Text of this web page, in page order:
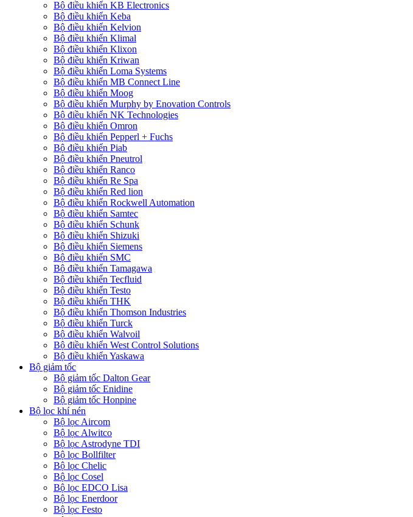
Bộ điều khiển KB Electronics
Bộ điều khiển Keba
Bộ điều khiển Kelvion
Bộ điều khiển Klimal
Bộ điều khiển Klixon
Bộ điều khiển Kriwan
Bộ điều khiển Loma Systems
Bộ điều khiển MB Connect Line
Bộ điều khiển Moog
Bộ điều khiển Murphy by Enovation Controls
Bộ điều khiển NK Technologies
Bộ điều khiển Omron
Bộ điều khiển Pepperl + Fuchs
Bộ điều khiển Piab
Bộ điều khiển Pneutrol
Bộ điều khiển Ranco
Bộ điều khiển Re Spa
Bộ điều khiển Red lion
Bộ điều khiển Rockwell Automation
Bộ điều khiển Samtec
Bộ điều khiển Schunk
Bộ điều khiển Shizuki
Bộ điều khiển Siemens
Bộ điều khiển SMC
Bộ điều khiển Tamagawa
Bộ điều khiển Tecfluid
Bộ điều khiển Testo
Bộ điều khiển THK
Bộ điều khiển Thomson Industries
Bộ điều khiển Turck
Bộ điều khiển Walvoil
Bộ điều khiển West Control Solutions
Bộ điều khiển Yaskawa
Bộ giảm tốc
Bộ giảm tốc Dalton Gear
Bộ giảm tốc Enidine
Bộ giảm tốc Honpine
Bộ lọc khí nén
Bộ lọc Aircom
Bộ lọc Alwitco
Bộ lọc Astrodyne TDI
Bộ lọc Bollfilter
Bộ lọc Chelic
Bộ lọc Cosel
Bộ lọc EDCO Lisa
Bộ lọc Enerdoor
Bộ lọc Festo